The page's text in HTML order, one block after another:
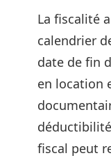
La fiscalité
calendrier
date de fin
en location
fiscal peut